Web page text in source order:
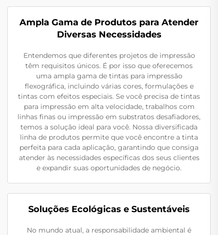
Ampla Gama de Produtos para Atender
Diversas Necessidades
Entendemos que diferentes projetos de impressão
têm requisitos únicos. É por isso que oferecemos
uma ampla gama de tintas para impressão
flexográfica, incluindo várias cores, formulações e
tintas com efeitos especiais. Se você precisa de tintas
para impressão em alta velocidade, trabalhos com
linhas finas ou impressão em substratos desafiadores,
temos a solução ideal para você. Nossa diversificada
linha de produtos permite que você encontre a tinta
perfeita para cada aplicação, garantindo que consiga
atender às necessidades específicas dos seus clientes
e expandir suas oportunidades de negócio.
Soluções Ecológicas e Sustentáveis
No mundo atual, a responsabilidade ambiental é